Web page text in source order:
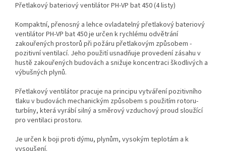
Přetlakový bateriový ventilátor PH-VP bat 450 (4 listy)
Kompaktní, přenosný a lehce ovladatelný přetlakový bateriový
ventilátor PH-VP bat 450 je určen k rychlému odvětrání
zakouřených prostorů při požáru přetlakovým způsobem -
pozitivní ventilací. Jeho použití usnadňuje provedení zásahu v
hustě zakouřených budovách a snižuje koncentraci škodlivých a
výbušných plynů.
Přetlakový ventilátor pracuje na principu vytváření pozitivního
tlaku v budovách mechanickým způsobem s použitím rotoru-
turbíny, která vyrábí silný a směrový vzduchový proud sloužící
pro ventilaci prostoru.
Je určen k boji proti dýmu, plynům, vysokým teplotám a k